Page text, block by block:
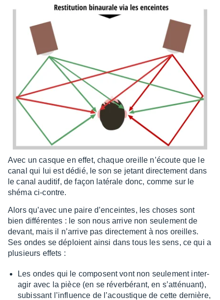
Avec un casque en effet, chaque oreille n’écoute que le
canal qui lui est dédié, le son se jetant direc­te­ment dans
le canal audi­tif, de façon laté­rale donc, comme sur le
shéma ci-contre.
Alors qu’avec une paire d’en­ceintes, les choses sont
bien diffé­rentes : le son nous arrive non seule­ment de
devant, mais il n’ar­rive pas direc­te­ment à nos oreilles.
Ses ondes se déploient ainsi dans tous les sens, ce qui a
plusieurs effets :
Les ondes qui le composent vont non seule­ment inter­
agir avec la pièce (en se réver­bé­rant, en s’at­té­nuant),
subis­sant l’in­fluence de l’acous­tique de cette dernière,